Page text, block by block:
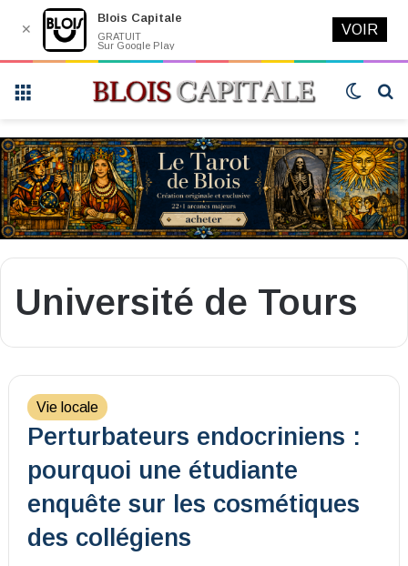
Switch
Université de Tours
Vie locale
Perturbateurs endocriniens :
pourquoi une étudiante
enquête sur les cosmétiques
des collégiens
✕
Blois Capitale
GRATUIT
Sur Google Play
VOIR